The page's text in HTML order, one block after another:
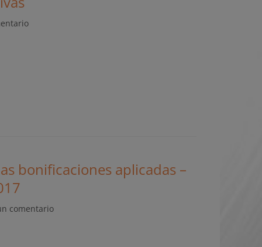
bonificaciones aplicadas –
comentario